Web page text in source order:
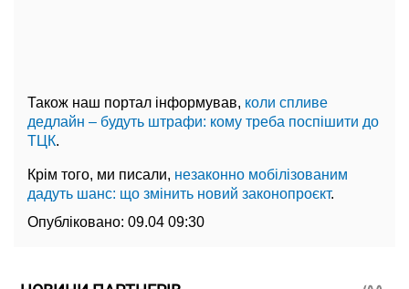
Також наш портал інформував, коли спливе
дедлайн – будуть штрафи: кому треба поспішити до
ТЦК.
Крім того, ми писали, незаконно мобілізованим
дадуть шанс: що змінить новий законопроєкт.
Опубліковано: 09.04 09:30